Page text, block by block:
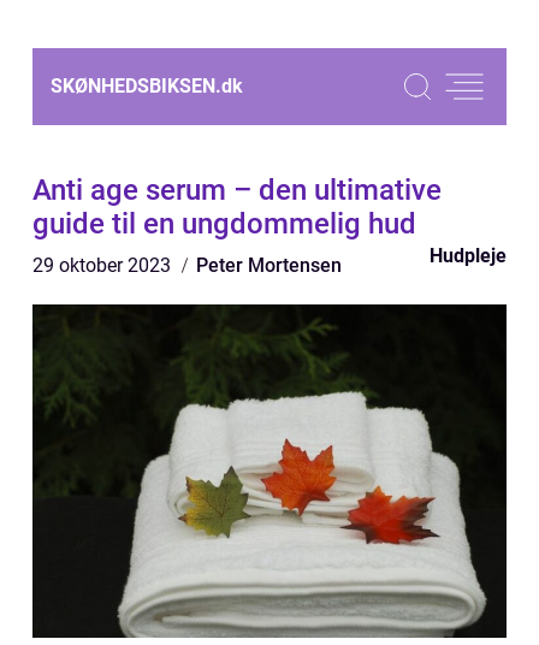
SKØNHEDSBIKSEN.dk
Anti age serum – den ultimative
guide til en ungdommelig hud
29 oktober 2023 Peter Mortensen Hudpleje